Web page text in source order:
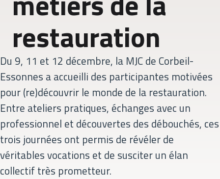
restauration
Du 9, 11 et 12 décembre, la MJC de Corbeil-
Essonnes a accueilli des participantes motivées
pour (re)découvrir le monde de la restauration.
Entre ateliers pratiques, échanges avec un
professionnel et découvertes des débouchés, ces
trois journées ont permis de révéler de
véritables vocations et de susciter un élan
collectif très prometteur.